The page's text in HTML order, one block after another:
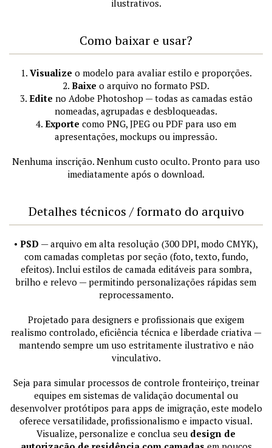
ilustrativos.
Como baixar e usar?
1. Visualize o modelo para avaliar estilo e proporções.
2. Baixe o arquivo no formato PSD.
3. Edite no Adobe Photoshop — todas as camadas estão
nomeadas, agrupadas e desbloqueadas.
4. Exporte como PNG, JPEG ou PDF para uso em
apresentações, mockups ou impressão.
Nenhuma inscrição. Nenhum custo oculto. Pronto para uso
imediatamente após o download.
Detalhes técnicos / formato do arquivo
• PSD — arquivo em alta resolução (300 DPI, modo CMYK),
com camadas completas por seção (foto, texto, fundo,
efeitos). Inclui estilos de camada editáveis para sombra,
brilho e relevo — permitindo personalizações rápidas sem
reprocessamento.
Projetado para designers e profissionais que exigem
realismo controlado, eficiência técnica e liberdade criativa —
mantendo sempre um uso estritamente ilustrativo e não
vinculativo.
Seja para simular processos de controle fronteiriço, treinar
equipes em sistemas de validação documental ou
desenvolver protótipos para apps de imigração, este modelo
oferece versatilidade, profissionalismo e impacto visual.
Visualize, personalize e conclua seu design de